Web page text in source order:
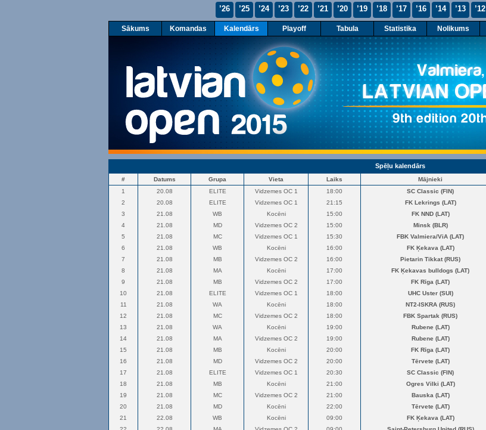
’12
’13
’14
’16
’17
’18
’19
’20
’21
’22
’23
’24
’25
’26
Sākums Komandas Kalendārs Playoff Tabula Statistika Nolikums
Spēļu kalendārs
# Datums Grupa Vieta Laiks Mājnieki
1
20.08 ELITE Vidzemes OC 1 18:00 SC Classic (FIN)
2
20.08 ELITE Vidzemes OC 1 21:15 FK Lekrings (LAT)
3
21.08 WB Kocēni 15:00 FK NND (LAT)
4
21.08 MD Vidzemes OC 2 15:00 Minsk (BLR)
5
21.08 MC Vidzemes OC 1 15:30 FBK Valmiera/ViA (LAT)
6
21.08 WB Kocēni 16:00 FK Ķekava (LAT)
7
21.08 MB Vidzemes OC 2 16:00 Pietarin Tikkat (RUS)
8
21.08 MA Kocēni 17:00 FK Ķekavas bulldogs (LAT)
9
21.08 MB Vidzemes OC 2 17:00 FK Rīga (LAT)
10
21.08 ELITE Vidzemes OC 1 18:00 UHC Uster (SUI)
11
21.08 WA Kocēni 18:00 NT2-ISKRA (RUS)
12
21.08 MC Vidzemes OC 2 18:00 FBK Spartak (RUS)
13
21.08 WA Kocēni 19:00 Rubene (LAT)
14
21.08 MA Vidzemes OC 2 19:00 Rubene (LAT)
15
21.08 MB Kocēni 20:00 FK Rīga (LAT)
16
21.08 MD Vidzemes OC 2 20:00 Tērvete (LAT)
17
21.08 ELITE Vidzemes OC 1 20:30 SC Classic (FIN)
18
21.08 MB Kocēni 21:00 Ogres Vilki (LAT)
19
21.08 MC Vidzemes OC 2 21:00 Bauska (LAT)
20
21.08 MD Kocēni 22:00 Tērvete (LAT)
21
22.08 WB Kocēni 09:00 FK Ķekava (LAT)